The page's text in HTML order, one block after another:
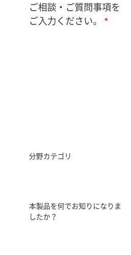
ご相談・ご質問事項を
ご入力ください。
分野カテゴリ
本製品を何でお知りになりま
したか？